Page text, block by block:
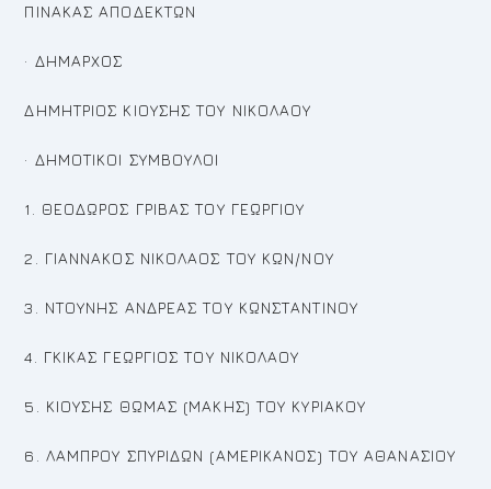
ΠΙΝΑΚΑΣ ΑΠΟΔΕΚΤΩΝ
· ΔΗΜΑΡΧΟΣ
ΔΗΜΗΤΡΙΟΣ ΚΙΟΥΣΗΣ ΤΟΥ ΝΙΚΟΛΑΟΥ
· ΔΗΜΟΤΙΚΟΙ ΣΥΜΒΟΥΛΟΙ
1. ΘΕΟΔΩΡΟΣ ΓΡΙΒΑΣ ΤΟΥ ΓΕΩΡΓΙΟΥ
2. ΓΙΑΝΝΑΚΟΣ ΝΙΚΟΛΑΟΣ ΤΟΥ ΚΩΝ/ΝΟΥ
3. ΝΤΟΥΝΗΣ ΑΝΔΡΕΑΣ ΤΟΥ ΚΩΝΣΤΑΝΤΙΝΟΥ
4. ΓΚΙΚΑΣ ΓΕΩΡΓΙΟΣ ΤΟΥ ΝΙΚΟΛΑΟΥ
5. ΚΙΟΥΣΗΣ ΘΩΜΑΣ (ΜΑΚΗΣ) ΤΟΥ ΚΥΡΙΑΚΟΥ
6. ΛΑΜΠΡΟΥ ΣΠΥΡΙΔΩΝ (ΑΜΕΡΙΚΑΝΟΣ) ΤΟΥ ΑΘΑΝΑΣΙΟΥ